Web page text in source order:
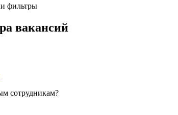
фильтры
вакансий
сотрудникам?